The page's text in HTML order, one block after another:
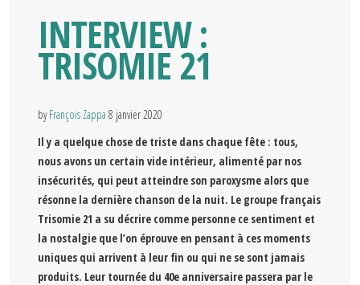
INTERVIEW :
TRISOMIE 21
byFrançois Zappa 8 janvier 2020
Il y a quelque chose de triste dans chaque fête : tous,
nous avons un certain vide intérieur, alimenté par nos
insécurités, qui peut atteindre son paroxysme alors que
résonne la dernière chanson de la nuit. Le groupe français
Trisomie 21 a su décrire comme personne ce sentiment et
la nostalgie que l’on éprouve en pensant à ces moments
uniques qui arrivent à leur fin ou qui ne se sont jamais
produits. Leur tournée du 40e anniversaire passera par le